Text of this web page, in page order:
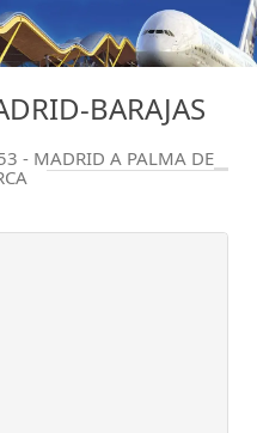
BARAJAS
- MADRID A PALMA DE